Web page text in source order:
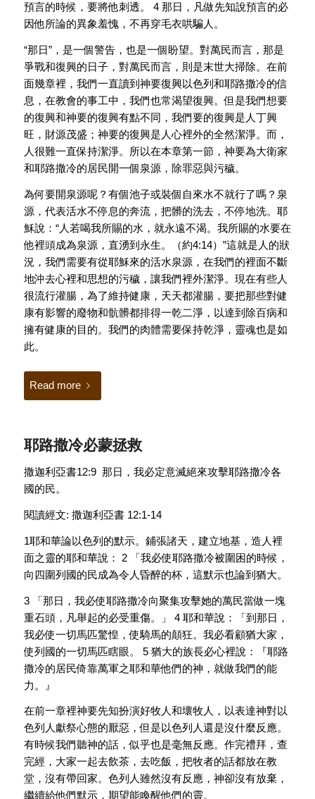
預言的時候，要將他刺透。 4 那日，凡做先知說預言的必
因他所論的異象羞愧，不再穿毛衣哄騙人。
“那日”，是一個警告，也是一個盼望。對萬民而言，那是
爭戰和復興的日子，對萬民而言，則是末世大掃除。在前
面幾章裡，我們一直讀到神要復興以色列和耶路撒冷的信
息，在教會的事工中，我們也常渴望復興。但是我們想要
的復興和神要的復興有點不同，我們要的復興是人丁興
旺，財源茂盛；神要的復興是人心裡外的全然潔淨。而，
人很難一直保持潔淨。所以在本章第一節，神要為大衛家
和耶路撒冷的居民開一個泉源，除罪惡與污穢。
為何要開泉源呢？有個池子或裝個自來水不就行了嗎？泉
源，代表活水不停息的奔流，把髒的洗去，不停地洗。耶
穌說：“人若喝我所賜的水，就永遠不渴。我所賜的水要在
他裡頭成為泉源，直湧到永生。（約4:14）”這就是人的狀
況，我們需要有從耶穌來的活水泉源，在我們的裡面不斷
地沖去心裡和思想的污穢，讓我們裡外潔淨。現在有些人
很流行灌腸，為了維持健康，天天都灌腸，要把那些對健
康有影響的廢物和骯髒都排得一乾二淨，以達到除百病和
擁有健康的目的。我們的肉體需要保持乾淨，靈魂也是如
此。
Read more
耶路撒冷必蒙拯救
撒迦利亞書12:9 那日，我必定意滅絕來攻擊耶路撒冷各
國的民。
閱讀經文: 撒迦利亞書 12:1-14
1耶和華論以色列的默示。鋪張諸天，建立地基，造人裡
面之靈的耶和華說： 2 「我必使耶路撒冷被圍困的時候，
向四圍列國的民成為令人昏醉的杯，這默示也論到猶大。
3 「那日，我必使耶路撒冷向聚集攻擊她的萬民當做一塊
重石頭，凡舉起的必受重傷。」 4 耶和華說：「到那日，
我必使一切馬匹驚惶，使騎馬的顛狂。我必看顧猶大家，
使列國的一切馬匹瞎眼。 5 猶大的族長必心裡說：『耶路
撒冷的居民倚靠萬軍之耶和華他們的神，就做我們的能
力。』
在前一章裡神要先知扮演好牧人和壞牧人，以表達神對以
色列人獻祭心態的厭惡，但是以色列人還是沒什麼反應。
有時候我們聽神的話，似乎也是毫無反應。作完禮拜，查
完經，大家一起去飲茶，去吃飯，把牧者的話都放在教
堂，沒有帶回家。色列人雖然沒有反應，神卻沒有放棄，
繼續給他們默示，期望能喚醒他們的靈。